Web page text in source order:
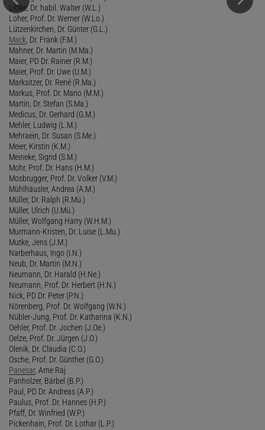
Littke, Dr. habil. Walter (W.L.)
Loher, Prof. Dr. Werner (W.Lo.)
Lützenkirchen, Dr. Günter (G.L.)
Mack , Dr. Frank (F.M.)
Mahner, Dr. Martin (M.Ma.)
Maier, PD Dr. Rainer (R.M.)
Maier, Prof. Dr. Uwe (U.M.)
Marksitzer, Dr. René (R.Ma.)
Markus, Prof. Dr. Mario (M.M.)
Martin, Dr. Stefan (S.Ma.)
Medicus, Dr. Gerhard (G.M.)
Mehler, Ludwig (L.M.)
Mehraein, Dr. Susan (S.Me.)
Meier, Kirstin (K.M.)
Meineke, Sigrid (S.M.)
Mohr, Prof. Dr. Hans (H.M.)
Mosbrugger, Prof. Dr. Volker (V.M.)
Mühlhäusler, Andrea (A.M.)
Müller, Dr. Ralph (R.Mü.)
Müller, Ulrich (U.Mü.)
Müller, Wolfgang Harry (W.H.M.)
Murmann-Kristen, Dr. Luise (L.Mu.)
Mutke, Jens (J.M.)
Narberhaus, Ingo (I.N.)
Neub, Dr. Martin (M.N.)
Neumann, Dr. Harald (H.Ne.)
Neumann, Prof. Dr. Herbert (H.N.)
Nick, PD Dr. Peter (P.N.)
Nörenberg, Prof. Dr. Wolfgang (W.N.)
Nübler-Jung, Prof. Dr. Katharina (K.N.)
Oehler, Prof. Dr. Jochen (J.Oe.)
Oelze, Prof. Dr. Jürgen (J.O.)
Olenik, Dr. Claudia (C.O.)
Osche, Prof. Dr. Günther (G.O.)
Panesar, Arne Raj
Panholzer, Bärbel (B.P.)
Paul, PD Dr. Andreas (A.P.)
Paulus, Prof. Dr. Hannes (H.P.)
Pfaff, Dr. Winfried (W.P.)
Pickenhain, Prof. Dr. Lothar (L.P.)